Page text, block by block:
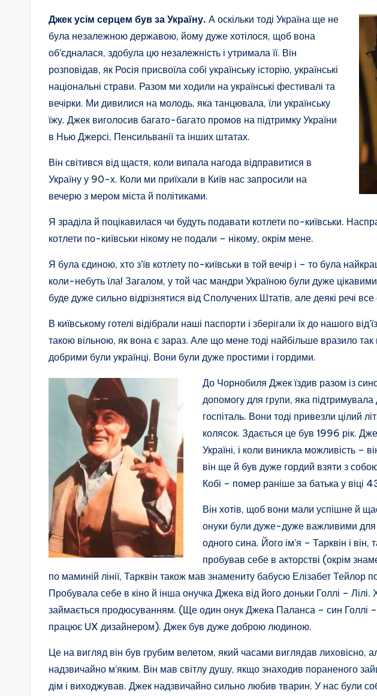
Джек усім серцем був за Україну. А оскільки тоді Україна ще не
була незалежною державою, йому дуже хотілося, щоб вона
об’єдналася, здобула цю незалежність і утримала її. Він
розповідав, як Росія присвоїла собі українську історію, українські
національні страви. Разом ми ходили на українські фестивалі та
вечірки. Ми дивилися на молодь, яка танцювала, їли українську
їжу. Джек виголосив багато-багато промов на підтримку України
в Нью Джерсі, Пенсильванії та інших штатах.
Він світився від щастя, коли випала нагода відправитися в
Україну у 90-х. Коли ми приїхали в Київ нас запросили на
вечерю з мером міста й політиками.
Я зраділа й поцікавилася чи будуть подавати котлети по-київськи.
котлети по-київськи нікому не подали – нікому, окрім мене.
Я була єдиною, хто з’їв котлету по-київськи в той вечір і – то була
коли-небуть їла! Загалом, у той час мандри Україною були дуже
буде дуже сильно відрізнятися від Сполучених Штатів, але деякі речі
В київському готелі відібрали наші паспорти і зберігали їх до нашого
такою вільною, як вона є зараз. Але що мене тоді найбільше вразило так
добрими були українці. Вони були дуже простими і гордими.
До Чорнобиля Джек їздив разом із
допомогу для групи, яка
госпіталь. Вони тоді привезли цілий
колясок. Здається це був 1996 рік.
Україні, і коли виникла можливість –
він ще й був дуже гордий взяти з
Кобі – помер раніше за батька у віці
Він хотів, щоб вони мали успішне й
онуки були дуже-дуже важливими
одного сина. Його ім’я – Тарквін і він,
пробував себе в акторстві (окрім
по маминій лінії, Тарквін також мав знамениту бабусю Елізабет Тейлор по
Пробувала себе в кіно й інша онучка Джека від його доньки Голлі –
займається продюсуванням. (Ще один онук Джека Паланса – син Голлі
працює UX дизайнером). Джек був дуже доброю людиною.
Це на вигляд він був грубим велетом, який часами виглядав лиховісно,
надзвичайно м’яким. Він мав світлу душу, якщо знаходив пораненого
дім і виходжував. Джек надзвичайно сильно любив тварин. У нас були